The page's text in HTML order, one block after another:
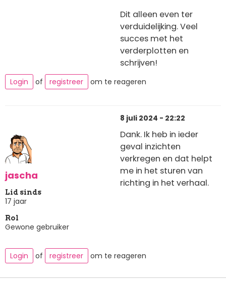
Dit alleen even ter
verduidelijking. Veel
succes met het
verderplotten en
schrijven!
Login of registreer om te reageren
jascha
Lid sinds
17 jaar
Rol
Gewone gebruiker
8 juli 2024 - 22:22
Dank. Ik heb in ieder
geval inzichten
verkregen en dat helpt
me in het sturen van
richting in het verhaal.
Login of registreer om te reageren